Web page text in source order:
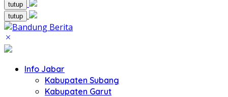
tutup
tutup
Info Jabar
Kabupaten Subang
Kabupaten Garut